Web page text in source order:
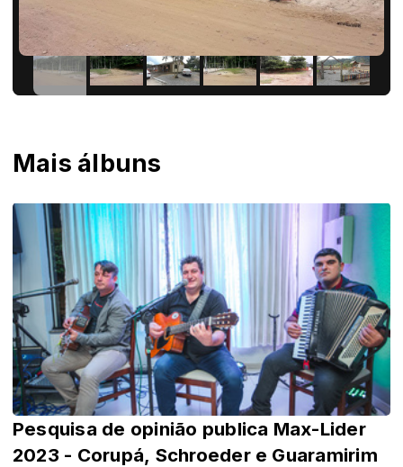
Mais álbuns
Pesquisa de opinião publica Max-Lider
2023 - Corupá, Schroeder e Guaramirim